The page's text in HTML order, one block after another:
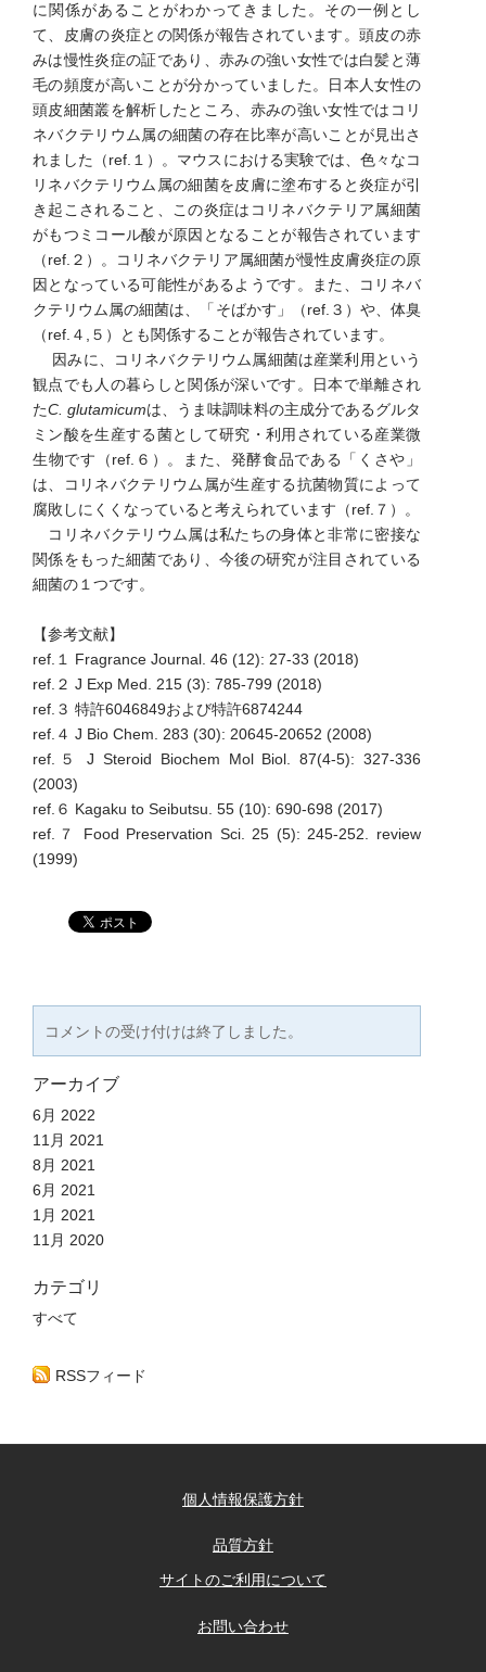
に関係があることがわかってきました。その一例とし
て、皮膚の炎症との関係が報告されています。頭皮の赤
みは慢性炎症の証であり、赤みの強い女性では白髪と薄
毛の頻度が高いことが分かっていました。日本人女性の
頭皮細菌叢を解析したところ、赤みの強い女性ではコリ
ネバクテリウム属の細菌の存在比率が高いことが見出さ
れました（ref.１）。マウスにおける実験では、色々なコ
リネバクテリウム属の細菌を皮膚に塗布すると炎症が引
き起こされること、この炎症はコリネバクテリア属細菌
がもつミコール酸が原因となることが報告されています
（ref.２）。コリネバクテリア属細菌が慢性皮膚炎症の原
因となっている可能性があるようです。また、コリネバ
クテリウム属の細菌は、「そばかす」（ref.３）や、体臭
（ref.４,５）とも関係することが報告されています。
因みに、コリネバクテリウム属細菌は産業利用という
観点でも人の暮らしと関係が深いです。日本で単離され
たC. glutamicumは、うま味調味料の主成分であるグルタ
ミン酸を生産する菌として研究・利用されている産業微
生物です（ref.６）。また、発酵食品である「くさや」
は、コリネバクテリウム属が生産する抗菌物質によって
腐敗しにくくなっていると考えられています（ref.７）。
コリネバクテリウム属は私たちの身体と非常に密接な
関係をもった細菌であり、今後の研究が注目されている
細菌の１つです。
【参考文献】
ref.１ Fragrance Journal. 46 (12): 27-33 (2018)
ref.２ J Exp Med. 215 (3): 785-799 (2018)
ref.３ 特許6046849および特許6874244
ref.４ J Bio Chem. 283 (30): 20645-20652 (2008)
ref.５ J Steroid Biochem Mol Biol. 87(4-5): 327-336
(2003)
ref.６ Kagaku to Seibutsu. 55 (10): 690-698 (2017)
ref.７ Food Preservation Sci. 25 (5): 245-252. review
(1999)
コメントの受け付けは終了しました。
アーカイブ
6月 2022
11月 2021
8月 2021
6月 2021
1月 2021
11月 2020
カテゴリ
すべて
RSSフィード
個人情報保護方針
品質方針
サイトのご利用について
お問い合わせ